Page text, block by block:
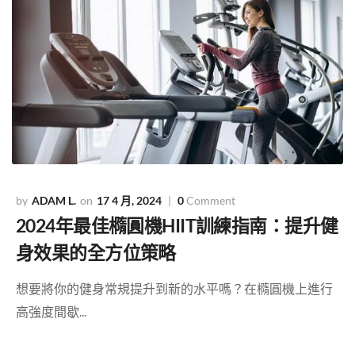
ADAM L. 17 4 月, 2024 0Comment
2024年最佳橢圓機HIIT訓練指南：提升健
身效果的全方位策略
想要將你的健身常規提升到新的水平嗎？在橢圓機上進行
高強度間歇...